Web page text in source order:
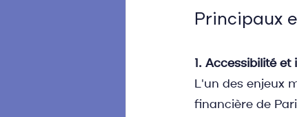
Principaux
1. Accessibilité et
L'un des enjeux
financière de